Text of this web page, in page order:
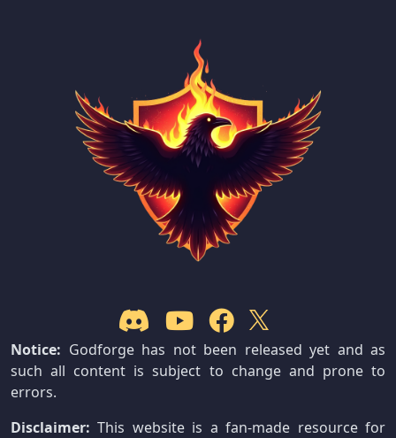
Notice: Godforge has not been released yet and as
such all content is subject to change and prone to
errors.
Disclaimer: This website is a fan-made resource for